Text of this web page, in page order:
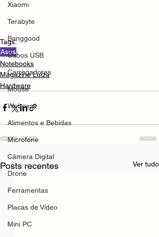
Xiaomi
Terabyte
Banggood
Cabos USB
Carregadores
Mouse
Webcam
Alimentos e Bebidas
Microfone
Câmera Digital
Drone
Ferramentas
Placas de Vídeo
Mini PC
Tags:
Asus
Notebooks
Magazine Luiza
Hardware
Posts recentes Ver tudo